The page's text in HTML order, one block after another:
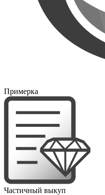
Примерка
Частичный выкуп